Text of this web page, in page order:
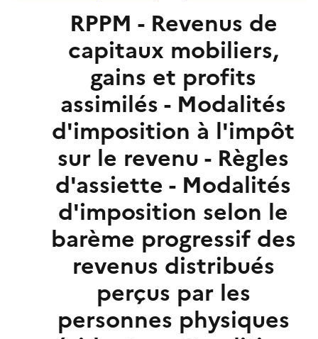
RPPM - Revenus de
capitaux mobiliers,
gains et profits
assimilés - Modalités
d'imposition à l'impôt
sur le revenu - Règles
d'assiette - Modalités
d'imposition selon le
barème progressif des
revenus distribués
perçus par les
personnes physiques